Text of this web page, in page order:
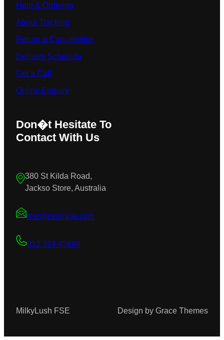
Help & Ordering
About Tracking
Return & Cancelletion
Delivery Schedule
Get a Call
Online Enquiry
Don�t Hesitate To
Contact With Us
380 St Kilda Road,
Jackso Store, Australia
test@example.com
012 324 45698
MilkyLush FSE Design by Grace Themes